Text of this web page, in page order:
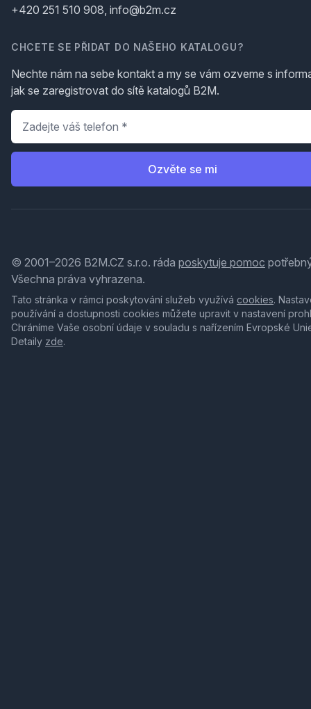
+420 251 510 908, info@b2m.cz
CHCETE SE PŘIDAT DO NAŠEHO KATALOGU?
Nechte nám na sebe kontakt a my se vám ozveme s
jak se zaregistrovat do sítě katalogů B2M.
Telefon
Ozvěte se mi
© 2001–2026 B2M.CZ s.r.o. ráda poskytuje pomoc
Všechna práva vyhrazena.
Tato stránka v rámci poskytování služeb využívá cookies.
používání a dostupnosti cookies můžete upravit v nastavení
Chráníme Vaše osobní údaje v souladu s nařízením Evropské
Detaily zde.